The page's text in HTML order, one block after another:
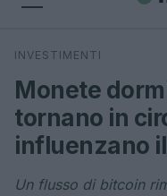
Cerca
INVESTIMENTI
Monete
tornano in
influenzano
Un flusso di bitcoin